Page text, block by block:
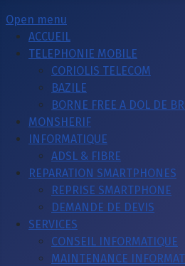
Open menu
ACCUEIL
TELEPHONIE MOBILE
CORIOLIS TELECOM
BAZILE
BORNE FREE A DOL DE
MONSHERIF
INFORMATIQUE
ADSL & FIBRE
REPARATION SMARTPHONES
REPRISE SMARTPHONE
DEMANDE DE DEVIS
SERVICES
CONSEIL INFORMATIQUE
MAINTENANCE